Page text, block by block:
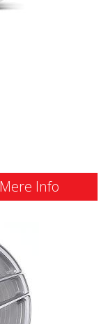
Mere Info